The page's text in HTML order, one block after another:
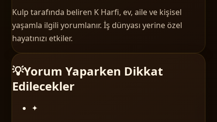
Kulp tarafında beliren K Harfi, ev, aile ve kişisel
yaşamla ilgili yorumlanır. İş dünyası yerine özel
hayatınızı etkiler.
💡Yorum Yaparken Dikkat
Edilecekler
✦